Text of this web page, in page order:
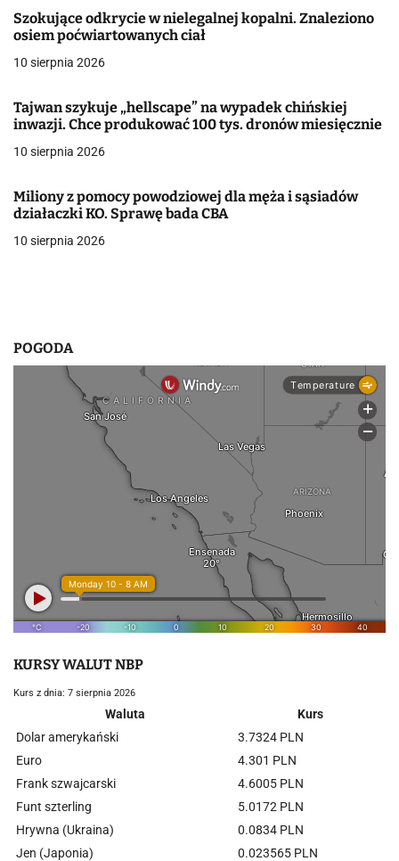
a
c
a
w
i
s
Szokujące odkrycie w nielegalnej kopalni. Znaleziono
osiem poćwiartowanych ciał
10 sierpnia 2026
Tajwan szykuje „hellscape” na wypadek chińskiej
inwazji. Chce produkować 100 tys. dronów miesięcznie
10 sierpnia 2026
Miliony z pomocy powodziowej dla męża i sąsiadów
działaczki KO. Sprawę bada CBA
10 sierpnia 2026
POGODA
KURSY WALUT NBP
Kurs z dnia: 7 sierpnia 2026
Waluta
Kurs
Dolar amerykański
3.7324 PLN
Euro
4.301 PLN
Frank szwajcarski
4.6005 PLN
Funt szterling
5.0172 PLN
Hrywna (Ukraina)
0.0834 PLN
Jen (Japonia)
0.023565 PLN